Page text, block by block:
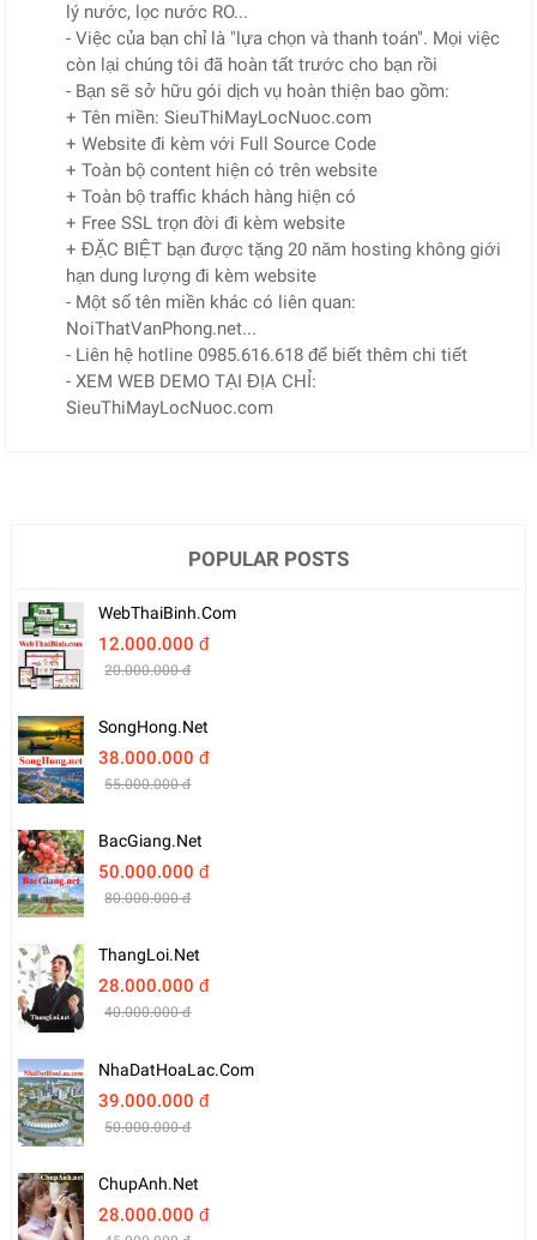
lý nước, lọc nước RO...
- Việc của bạn chỉ là "lựa chọn và thanh toán". Mọi việc
còn lại chúng tôi đã hoàn tất trước cho bạn rồi
- Bạn sẽ sở hữu gói dịch vụ hoàn thiện bao gồm:
+ Tên miền: SieuThiMayLocNuoc.com
+ Website đi kèm với Full Source Code
+ Toàn bộ content hiện có trên website
+ Toàn bộ traffic khách hàng hiện có
+ Free SSL trọn đời đi kèm website
+ ĐẶC BIỆT bạn được tặng 20 năm hosting không giới
hạn dung lượng đi kèm website
- Một số tên miền khác có liên quan:
NoiThatVanPhong.net...
- Liên hệ hotline 0985.616.618 để biết thêm chi tiết
- XEM WEB DEMO TẠI ĐỊA CHỈ:
SieuThiMayLocNuoc.com
POPULAR POSTS
WebThaiBinh.com
12.000.000 đ
20.000.000 đ
SongHong.net
38.000.000 đ
55.000.000 đ
BacGiang.net
50.000.000 đ
80.000.000 đ
ThangLoi.net
28.000.000 đ
40.000.000 đ
NhaDatHoaLac.com
39.000.000 đ
50.000.000 đ
ChupAnh.net
28.000.000 đ